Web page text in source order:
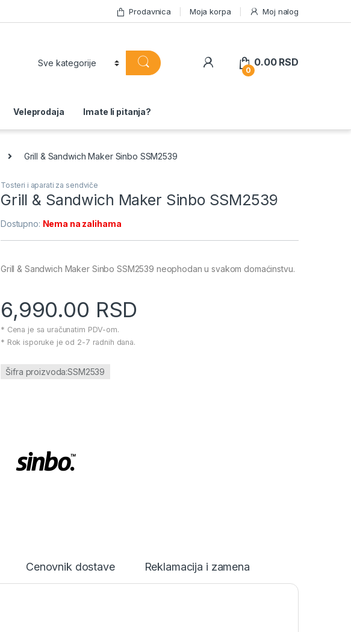
Prodavnica Moja korpa Moj nalog
0
0.00 RSD
Veleprodaja Imate li pitanja?
Grill & Sandwich Maker Sinbo SSM2539
Tosteri i aparati za sendviče
Grill & Sandwich Maker Sinbo SSM2539
Dostupno: Nema na zalihama
Grill & Sandwich Maker Sinbo SSM2539 neophodan u svakom domaćinstvu.
6,990.00 RSD
* Cena je sa uračunatim PDV-om.
* Rok isporuke je od 2-7 radnih dana.
Šifra proizvoda:SSM2539
Cenovnik dostave Reklamacija i zamena